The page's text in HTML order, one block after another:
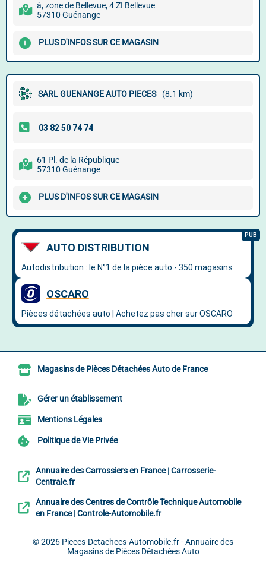
à, zone de Bellevue, 4 ZI Bellevue
57310 Guénange
PLUS D'INFOS SUR CE MAGASIN
SARL GUENANGE AUTO PIECES (8.1 km)
61 Pl. de la République
57310 Guénange
PLUS D'INFOS SUR CE MAGASIN
Magasins de Pièces Détachées Auto de France
Gérer un établissement
Mentions Légales
Politique de Vie Privée
Annuaire des Carrossiers en France | Carrosserie-
Centrale.fr
Annuaire des Centres de Contrôle Technique Automobile
en France | Controle-Automobile.fr
© 2026 Pieces-Detachees-Automobile.fr - Annuaire des
Magasins de Pièces Détachées Auto